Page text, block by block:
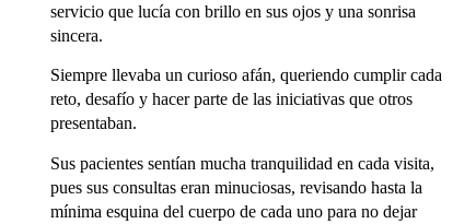
servicio que lucía con brillo en sus ojos y una sonrisa
sincera.
Siempre llevaba un curioso afán, queriendo cumplir cada
reto, desafío y hacer parte de las iniciativas que otros
presentaban.
Sus pacientes sentían mucha tranquilidad en cada visita,
pues sus consultas eran minuciosas, revisando hasta la
mínima esquina del cuerpo de cada uno para no dejar